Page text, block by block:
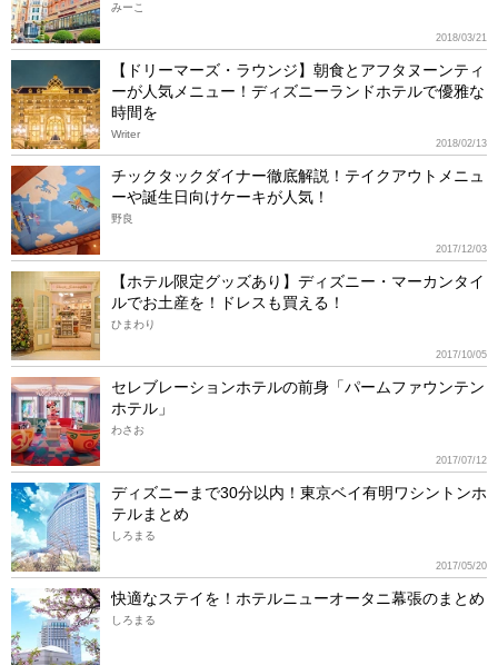
2018/03/21
みーこ
【ドリーマーズ・ラウンジ】朝食とアフタヌーンティ
ーが人気メニュー！ディズニーランドホテルで優雅な
時間を
2018/02/13
Writer
チックタックダイナー徹底解説！テイクアウトメニュ
ーや誕生日向けケーキが人気！
2017/12/03
野良
【ホテル限定グッズあり】ディズニー・マーカンタイ
ルでお土産を！ドレスも買える！
2017/10/05
ひまわり
セレブレーションホテルの前身「パームファウンテン
ホテル」
2017/07/12
わさお
ディズニーまで30分以内！東京ベイ有明ワシントンホ
テルまとめ
2017/05/20
しろまる
快適なステイを！ホテルニューオータニ幕張のまとめ
しろまる